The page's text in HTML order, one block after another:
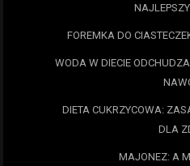
FOREMKA DO
WODA W DIECIE
DIETA CUKRZYCOWA:
DLA
MAJONEZ: A